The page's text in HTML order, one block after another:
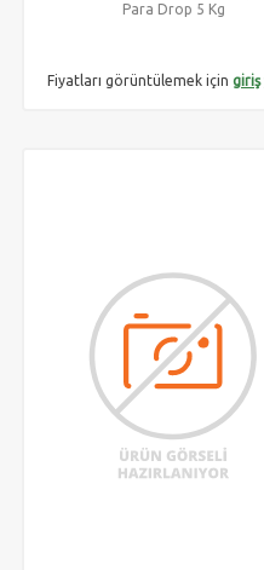
Para Drop 5 Kg
Fiyatları görüntülemek için giriş